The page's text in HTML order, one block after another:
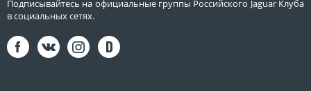
Подписывайтесь на официальные группы Российского Jaguar Клуба
в социальных сетях.